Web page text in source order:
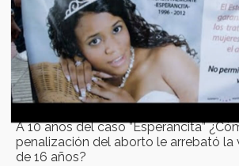
A 10 años del caso ”Esperancita”
penalización del aborto le arrebató la
de 16 años?